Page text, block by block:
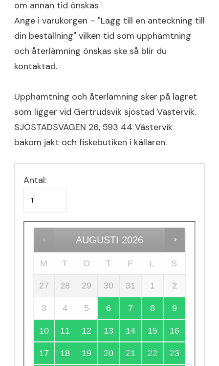
om annan tid önskas
Ange i varukorgen – "Lägg till en anteckning till
din beställning" vilken tid som upphämtning
och återlämning önskas ske så blir du
kontaktad.
Upphämtning och återlämning sker på lagret
som ligger vid Gertrudsvik sjöstad Västervik.
SJÖSTADSVÄGEN 26, 593 44 Västervik
bakom jakt och fiskebutiken i källaren.
Antal:
AUGUSTI 2026
M T O T F L S
27 28 29 30 31 1 2
3 4 5 6 7 8 9
10 11 12 13 14 15 16
17 18 19 20 21 22 23